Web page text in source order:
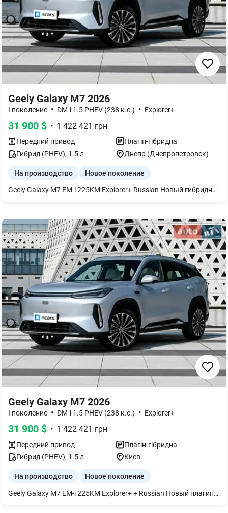
Geely Galaxy M7 2026
I поколение • DM-i 1.5 PHEV (238 к.с.) • Explorer+
31 900 $ • 1 422 421 грн
Передний привод
Плагін-гібридна
Гибрид (PHEV), 1.5л Днепр (Днепропетровск)
На производство Новое поколение
Geely Galaxy M7 EM-i 225KM Explorer+ Russian Новый гибридный плагин-кроссовер, сочетающий современные технологии, просторный салон и впечатляющий запас хода. Geely Galaxy M7 EM-i создан для комфортных городских поездок и длительных путешествий без лишних затрат на горючее. Основные характеристики: * плагин-гибрид (PHEV) * запас хода на электротяге - до 225 км (CLTC) * суммарный запас хода - до 2100 км * гибридная система Geely EM-i * передний привод * русифицированное меню с завода Geely Galaxy M7 EM-i 225KM Explorer+ — современный семейный кроссовер с премиальным оснащением, минимальным расходом топлива и одним из самых больших запасов хода среди гибридов в своем классе. Geely Galaxy M7 EM-i 225KM Explorer+ Russian Цвет кузова: White Цвет салона: Orange Geely Galaxy M7 EM-i 225KM Explorer+ Russian Цвет кузова: Black Цвет салона: Grey Geely Galaxy M7 EM-i 225KM Explorer+ Russian Цвет кузова: Цвет салона: Grey Geely Galaxy M7 EM-i 225KM Starship + Русский Цвет кузова: Grey Цвет салона: Grey Geely Galaxy M7 EM-i 225KM Starship + Русский Цвет кузова: White Цвет салона: Grey Все автомобили новые, 2026 года выпуска. В комплекте с авто получите: -ключ-брелок и ключ-карта; -оригинальное переносное зарядное устройство на 1.6 кВт и настенное на 7 кВт -ремкомплект для колес -коврики в салон (комплектность может отличаться в зависимости от марки авто и партии поставки) Почему нас выбирают: 1.Независимо от марки и модели компания предоставляет следующий вид гарантии на новые автомобили: - гарантия на электродвигатель (электродвигатели) 50 000 км или 3 года; - гарантия на высоковольтный аккумулятор 50000 км или 3 года; 2.Любое авто можно приобрести из наличия, транзита и под индивидуальный заказ с завода; 3.Лучшие цены и кредиты от 0,01% годовых; 4.Сервисное обслуживание, любые запчасти и аксессуары, пожизненная поддержка и экспертная помощь на протяжении всего срока эксплуатации авто. Возможна рассрочка платежей на очень выгодных и удобных условиях – кредит или рассрочка в гривне физическим или юридическим лицам с первоначальным взносом от 0% на срок до 7 лет; есть возможность оформления без КАСКО, без залога, без поручителей. За более подробной информацией (стоимость, сроки прибытия, цвета, комплектация) обращайтесь к менеджеру.
Geely Galaxy M7 2026
I поколение • DM-i 1.5 PHEV (238 к.с.) • Explorer+
31 900 $ • 1 422 421 грн
Передний привод
Плагін-гібридна
Гибрид (PHEV), 1.5л Киев
На производство Новое поколение
Geely Galaxy M7 EM-i 225KM Explorer+ + Russian Новый плагин-гибридный кроссовер, который сочетает современные технологии, просторный салон и впечатляющий запас хода. Geely Galaxy M7 EM-i создан для комфортных городских поездок и длительных путешествий без лишних затрат на топливо. Основные характеристики: плагин-гибрид (PHEV) запас хода на электротяге — до 225 км (CLTC) суммарный запас хода — до 2100 км гибридная система Geely EM-i передний привод русифицированное меню с завода Geely Galaxy M7 EM-i 225KM Explorer+ — современный семейный кроссовер с премиальным оснащением, минимальным расходом топлива и одним из самых больших запасов хода среди гибридов в своем классе. Geely Galaxy M7 EM-i 225KM Explorer+ + Russian Цвет кузова: White, Black Цвет салона: Orange Geely Galaxy M7 EM-i 225KM Explorer+ + Russian Цвет кузова: Black Цвет салона: Grey Geely Galaxy M7 EM-i 225KM Explorer+ + Russian Цвет кузова: Blue Цвет салона: Grey Geely Galaxy M7 EM-i 225KM Starship + Russian Цвет кузова: Grey Цвет салона: Grey Geely Galaxy M7 EM-i 225KM Starship + Russian Цвет кузова: White Цвет салона: Grey Все автомобили новые, 2026 года выпуска. В комплекте с авто получите: -ключ-брелок и ключ-карта; -оригинальное переносное зарядное устройство на 1.6 кВт и настенное на 7 кВт -ремкомплект для колес -коврики в салон (комплектность может отличаться в зависимости от марки авто и партии поставки) Почему нас выбирают: 1.Независимо от марки и модели компания предоставляет следующий вид гарантии на новые авто: - гарантия на электродвигатель (электродвигатели) 50 000 км или 3 года; - гарантия на высоковольтный аккумулятор 50 000 км или 3 года; 2.Любое авто можно приобрести в наличии, транзитом и под индивидуальный заказ с завода; 3.Лучшие цены и кредиты от 0,01% годовых; 4. Сервисное обслуживание, любые запчасти и аксессуары, пожизненная поддержка и экспертная помощь в течение всего срока эксплуатации авто. Возможна рассрочка платежей на очень выгодных и удобных условиях - кредит или рассрочка в гривне физическим или юридическим лицам с первоначальным взносом от 0% на срок до 7 лет; есть возможность оформления без КАСКО, без залога, без поручителей. За более детальной информацией (стоимость, сроки прибытия, цвета, комплектация), обращайтесь к менеджеру.